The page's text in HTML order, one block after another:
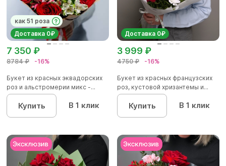
как 51 роза
Доставка 0₽
8784 ₽ -16%
7 350 ₽
Букет из красных эквадорских
роз и альстромерии микс -...
Купить В 1 клик
Доставка 0₽
4750 ₽ -16%
3 999 ₽
Букет из красных французских
роз, кустовой хризантемы и...
Купить В 1 клик